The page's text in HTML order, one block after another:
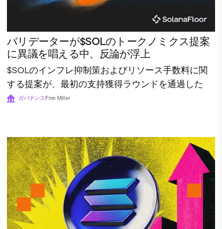
バリデーターが$SOLのトークノミクス提案
に異議を唱える中、反論が浮上
$SOLのインフレ抑制策およびリソース手数料に関
する提案が、最初の支持獲得ラウンドを通過した
ガバナンスFinn Miller